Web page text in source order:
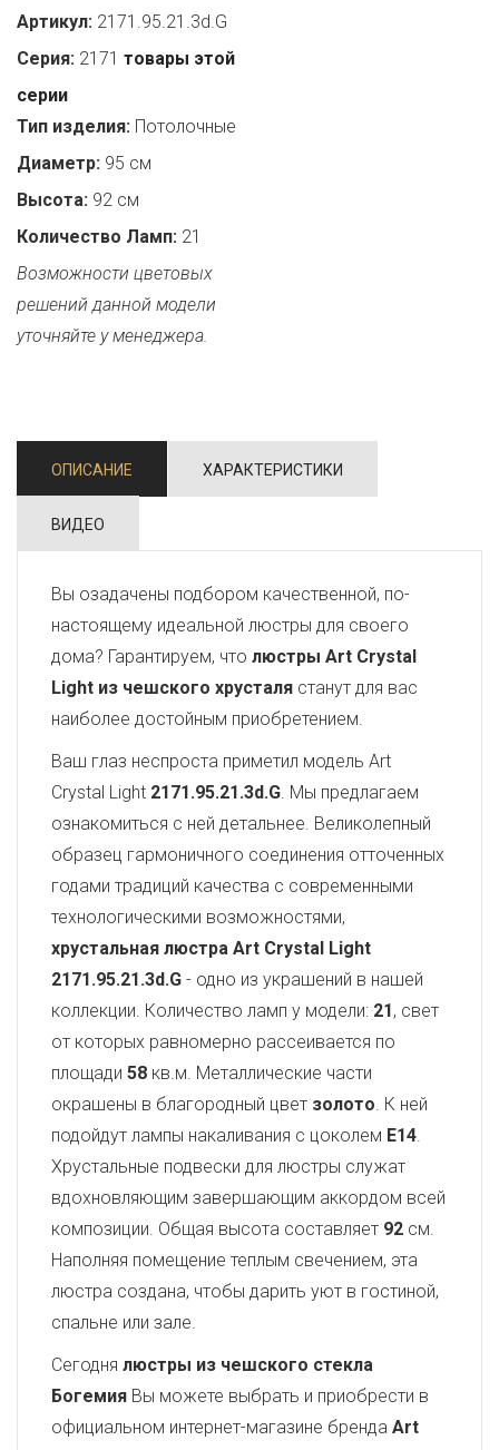
Артикул: 2171.95.21.3d.G
Серия: 2171 товары этой
серии
Тип изделия: Потолочные
Диаметр: 95 см
Высота: 92 см
Количество Ламп: 21
Возможности цветовых
решений данной модели
уточняйте у менеджера.
ОПИСАНИЕ ХАРАКТЕРИСТИКИ
ВИДЕО
Вы озадачены подбором качественной, по-
настоящему идеальной люстры для своего
дома? Гарантируем, что люстры Art Crystal
Light из чешского хрусталя станут для вас
наиболее достойным приобретением.
Ваш глаз неспроста приметил модель Art
Crystal Light 2171.95.21.3d.G. Мы предлагаем
ознакомиться с ней детальнее. Великолепный
образец гармоничного соединения отточенных
годами традиций качества с современными
технологическими возможностями,
хрустальная люстра Art Crystal Light
2171.95.21.3d.G - одно из украшений в нашей
коллекции. Количество ламп у модели: 21, свет
от которых равномерно рассеивается по
площади 58 кв.м. Металлические части
окрашены в благородный цвет золото. К ней
подойдут лампы накаливания с цоколем E14.
Хрустальные подвески для люстры служат
вдохновляющим завершающим аккордом всей
композиции. Общая высота составляет 92 см.
Наполняя помещение теплым свечением, эта
люстра создана, чтобы дарить уют в гостиной,
спальне или зале.
Сегодня люстры из чешского стекла
Богемия Вы можете выбрать и приобрести в
официальном интернет-магазине бренда Art